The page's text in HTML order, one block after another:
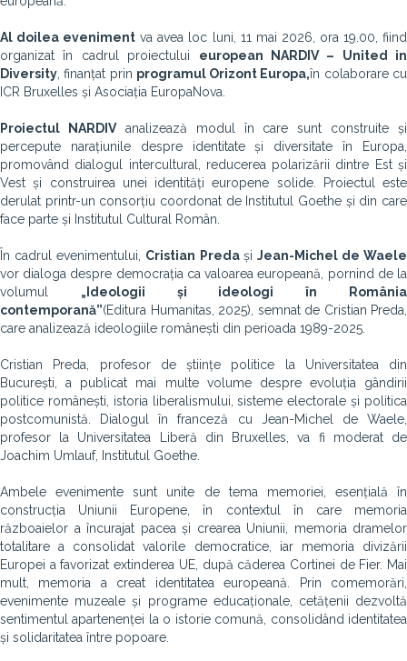
Al doilea eveniment va avea loc luni, 11 mai 2026, ora 19.00, fiind
organizat în cadrul proiectului european NARDIV – United in
Diversity , finanțat prin programul Orizont Europa,în colaborare cu
ICR Bruxelles și Asociația EuropaNova.
Proiectul NARDIVanalizează modul în care sunt construite și
percepute narațiunile despre identitate și diversitate în Europa,
promovând dialogul intercultural, reducerea polarizării dintre Est și
Vest și construirea unei identități europene solide. Proiectul este
derulat printr-un consorțiu coordonat de Institutul Goethe și din care
face parte și Institutul Cultural Român.
În cadrul evenimentului, Cristian Preda și Jean-Michel de Waele
vor dialoga despre democrația ca valoarea europeană, pornind de la
volumul „Ideologii și ideologi în România
contemporană”(Editura Humanitas, 2025), semnat de Cristian Preda,
care analizează ideologiile românești din perioada 1989-2025.
Cristian Preda, profesor de științe politice la Universitatea din
București, a publicat mai multe volume despre evoluția gândirii
politice românești, istoria liberalismului, sisteme electorale și politica
postcomunistă. Dialogul în franceză cu Jean-Michel de Waele,
profesor la Universitatea Liberă din Bruxelles, va fi moderat de
Joachim Umlauf, Institutul Goethe.
Ambele evenimente sunt unite de tema memoriei, esențială în
construcția Uniunii Europene, în contextul în care memoria
războaielor a încurajat pacea și crearea Uniunii, memoria dramelor
totalitare a consolidat valorile democratice, iar memoria divizării
Europei a favorizat extinderea UE, după căderea Cortinei de Fier. Mai
mult, memoria a creat identitatea europeană. Prin comemorări,
evenimente muzeale și programe educaționale, cetățenii dezvoltă
sentimentul apartenenței la o istorie comună, consolidând identitatea
și solidaritatea între popoare.